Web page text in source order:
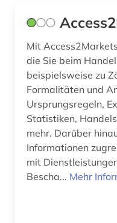
controlling (5)
Mit
die Sie beim
beispielsweise zu
Formalitäten und
Ursprungsregeln,
Statistiken,
mehr. Darüber
Informationen
mit
Bescha... Mehr